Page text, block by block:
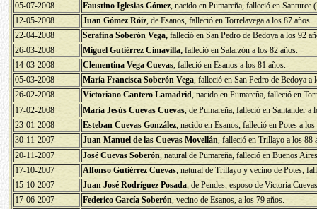
05-07-2008
Faustino Iglesias Gómez, nacido en Pumareña, falleció en Santurce
12-05-2008
Juan Gómez Róiz, de Esanos, falleció en Torrelavega a los 87 años
22-04-2008
Serafina Soberón Vega, falleció en San Pedro de Bedoya a los 92
26-03-2008
Miguel Gutiérrez Cimavilla, falleció en Salarzón a los 82 años.
14-03-2008
Clementina Vega Cuevas, falleció en Esanos a los 81 años.
05-03-2008
María Francisca Soberón Vega, falleció en San Pedro de Bedoya a
26-02-2008
Victoriano Cantero Lamadrid, nacido en Pumareña, falleció en
17-02-2008
María Jesús Cuevas Cuevas, de Pumareña, falleció en Santander a
23-01-2008
Esteban Cuevas González, nacido en Esanos, falleció en Potes a los
30-11-2007
Juan Manuel de las Cuevas Movellán, falleció en Trillayo a los 88
20-11-2007
José Cuevas Soberón, natural de Pumareña, falleció en Buenos
17-10-2007
Alfonso Gutiérrez Cuevas, natural de Trillayo y vecino de Potes,
15-10-2007
Juan José Rodríguez Posada, de Pendes, esposo de Victoria
17-06-2007
Federico García Soberón, vecino de Esanos, a los 79 años.